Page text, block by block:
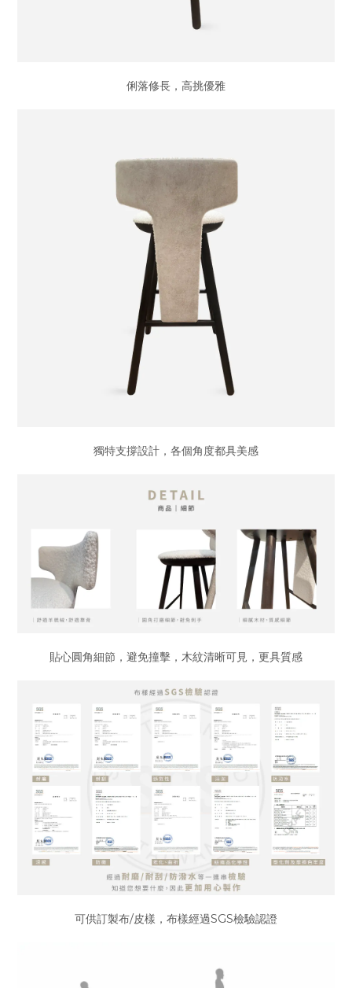
俐落修長，高挑優雅
獨特支撐設計，各個角度都具美感
貼心圓角細節，避免撞擊，木紋清晰可見，更具質感
可供訂製布/皮樣，布樣經過SGS檢驗認證